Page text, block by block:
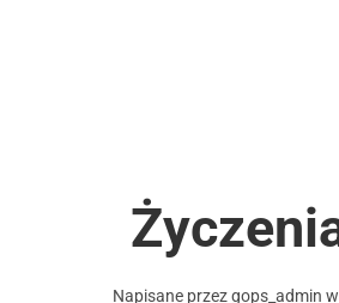
Napisane przezgops_admin